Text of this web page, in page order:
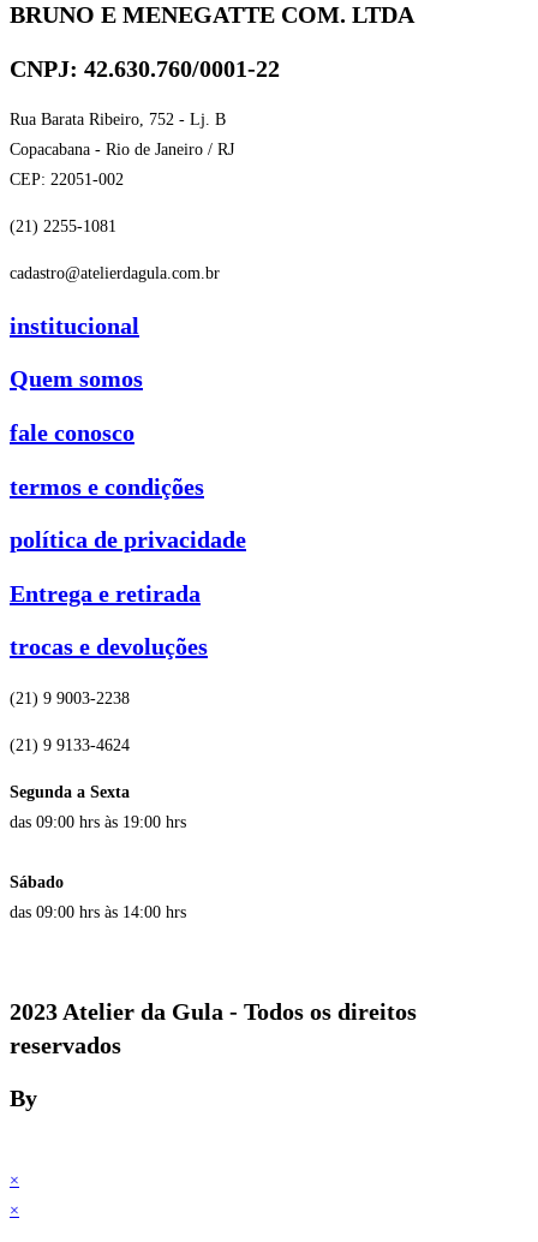
BRUNO E MENEGATTE COM. LTDA
CNPJ: 42.630.760/0001-22
Rua Barata Ribeiro, 752 - Lj. B
Copacabana - Rio de Janeiro / RJ
CEP: 22051-002
(21) 2255-1081
cadastro@atelierdagula.com.br
institucional
Quem somos
fale conosco
termos e condições
política de privacidade
Entrega e retirada
trocas e devoluções
(21) 9 9003-2238
(21) 9 9133-4624
Segunda a Sexta
das 09:00 hrs às 19:00 hrs
Sábado
das 09:00 hrs às 14:00 hrs
2023 Atelier da Gula - Todos os direitos
reservados
By
×
×